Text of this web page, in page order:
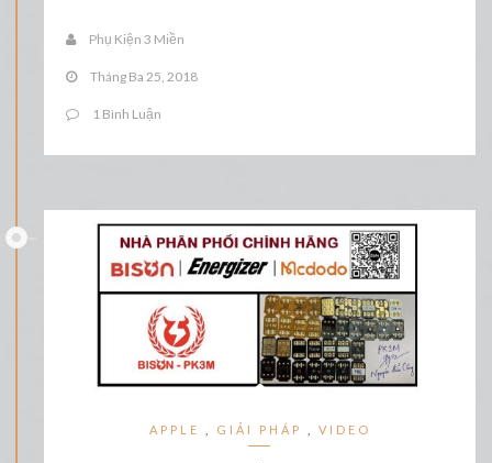
Phụ Kiện 3 Miền
Tháng Ba 25, 2018
1 Bình Luận
APPLE GIẢI PHÁP VIDEO